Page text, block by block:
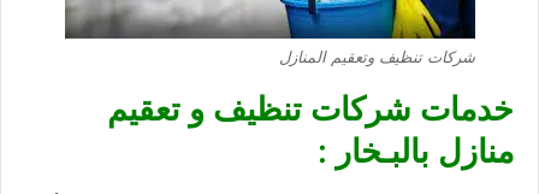
شركات تنظيف وتعقيم المنازل
خدمات شركات تنظيف و تعقيم
منازل بالبـخار :